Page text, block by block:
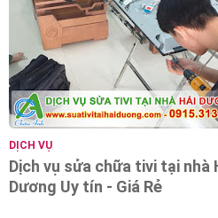
DỊCH VỤ
Dịch vụ sửa chữa tivi tại nhà
Dương Uy tín - Giá Rẻ